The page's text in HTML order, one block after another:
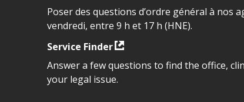
Poser des questions d’ordre général à nos
vendredi, entre 9 h et 17 h (HNE).
Service Finder
Answer a few questions to find the office,
your legal issue.